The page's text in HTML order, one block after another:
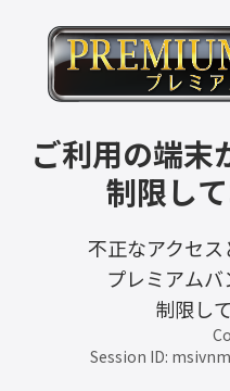
ご利用の端末
制限して
不正なアクセス
プレミアム
制限し
Session ID: